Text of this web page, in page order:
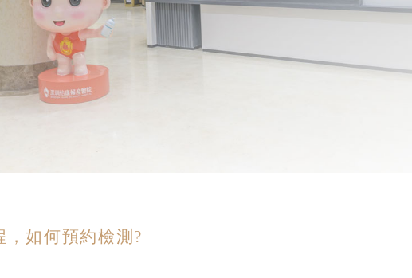
如何預約檢測?